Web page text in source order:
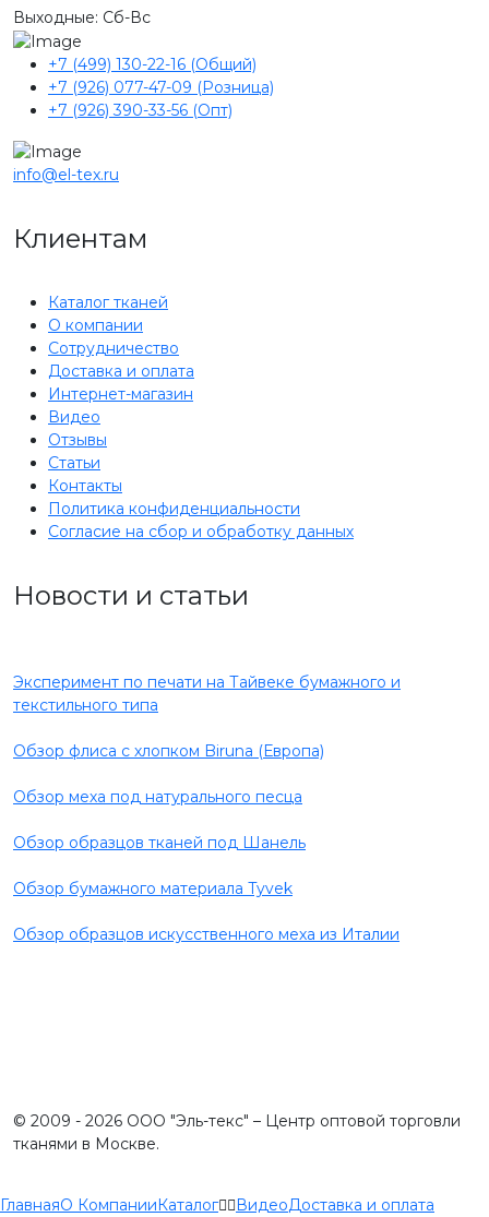
Выходные: Сб-Вс
+7 (499) 130-22-16 (Общий)
+7 (926) 077-47-09 (Розница)
+7 (926) 390-33-56 (Опт)
info@el-tex.ru
Клиентам
Каталог тканей
О компании
Сотрудничество
Доставка и оплата
Интернет-магазин
Видео
Отзывы
Статьи
Контакты
Политика конфиденциальности
Согласие на сбор и обработку данных
Новости и статьи
Эксперимент по печати на Тайвеке бумажного и
текстильного типа
Обзор флиса с хлопком Biruna (Европа)
Обзор меха под натурального песца
Обзор образцов тканей под Шанель
Обзор бумажного материала Tyvek
Обзор образцов искусственного меха из Италии
© 2009 - 2026 ООО "Эль-текс" – Центр оптовой торговли
тканями в Москве.
ГлавнаяО КомпанииКаталог ВидеоДоставка и оплата